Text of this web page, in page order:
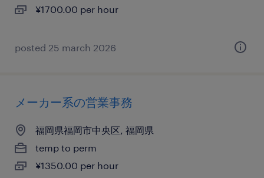
¥1700.00 per hour
posted 25 march 2026
メーカー系の営業事務
福岡県福岡市中央区, 福岡県
temp to perm
¥1350.00 per hour